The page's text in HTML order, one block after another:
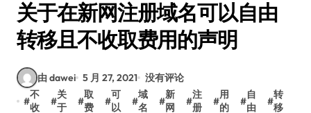
关于在新网注册域名可以自由
转移且不收取费用的声明
由 dawei 5 月 27, 2021 没有评论
#
不
收
#
关
于
#
取
费
#
可
以
#
域
名
#
新
网
#
注
册
#
用
的
#
自
由
#
转
移